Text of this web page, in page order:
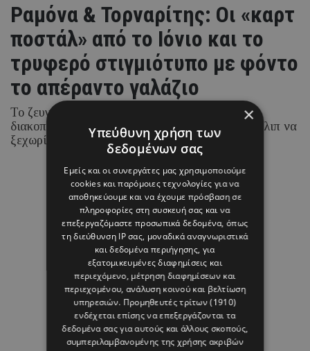
Ραμόνα & Τορναρίτης: Οι «καρτ
ποστάλ» από το Ιόνιο και το
τρυφερό στιγμιότυπο με φόντο
το απέραντο γαλάζιο
Το ζευγάρι απολαμβάνει τις καλοκαιρινές του
διακοπές στα νησιά του Ιονίου, με τη Ραμόνα Φίλιπ να
ξεχωρίζει για τα chic beach και resort looks της.
07 ΑΥΓΟΥΣΤΟΥ 26 - 15:45
Μαρία Καραμάνου
×
Υπεύθυνη χρήση των
δεδομένων σας
Εμείς και οι συνεργάτες μας χρησιμοποιούμε
cookies και παρόμοιες τεχνολογίες για να
αποθηκεύουμε και να έχουμε πρόσβαση σε
πληροφορίες στη συσκευή σας και να
επεξεργαζόμαστε προσωπικά δεδομένα, όπως
τη διεύθυνση IP σας, μοναδικά αναγνωριστικά
και δεδομένα περιήγησης, για
εξατομικευμένες διαφημίσεις και
περιεχόμενο, μέτρηση διαφημίσεων και
περιεχομένου, ανάλυση κοινού και βελτίωση
υπηρεσιών. Προμηθευτές τρίτων (1910)
ενδέχεται επίσης να επεξεργάζονται τα
δεδομένα σας για αυτούς και άλλους σκοπούς,
συμπεριλαμβανομένης της χρήσης ακριβών